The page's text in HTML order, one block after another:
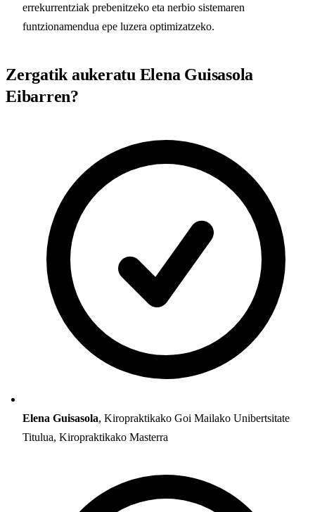
errekurrentziak prebenitzeko eta nerbio sistemaren
funtzionamendua epe luzera optimizatzeko.
Zergatik aukeratu Elena Guisasola
Eibarren?
Elena Guisasola, Kiropraktikako Goi Mailako Unibertsitate
Titulua, Kiropraktikako Masterra